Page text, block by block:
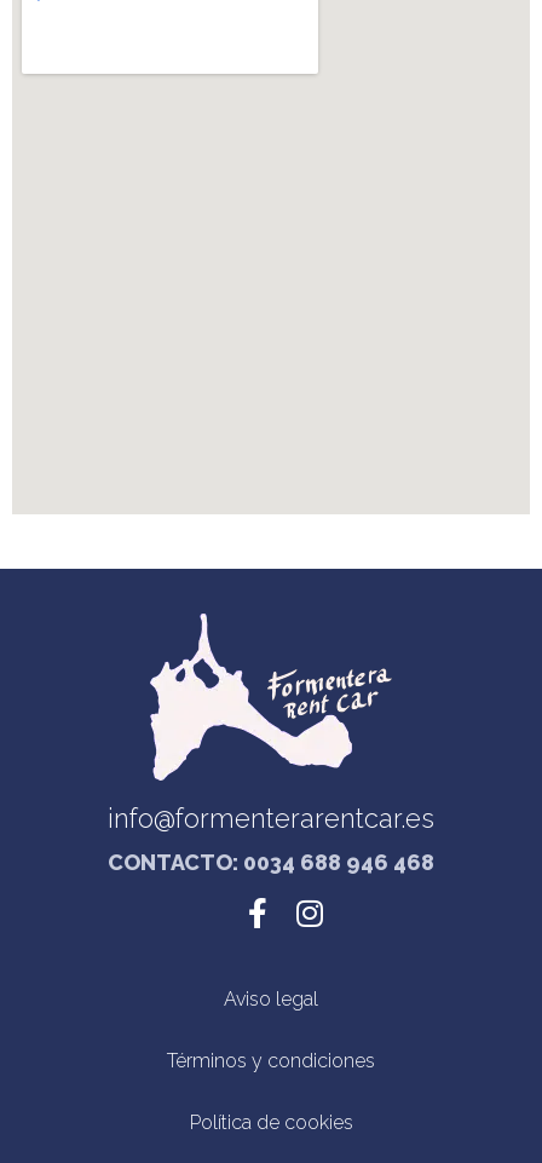
info@formenterarentcar.es
CONTACTO: 0034 688 946 468
Aviso legal
Términos y condiciones
Política de cookies